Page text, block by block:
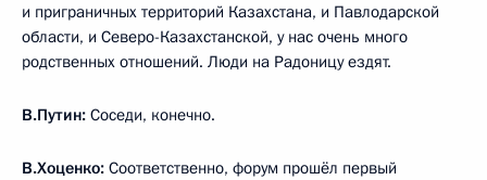
и приграничных территорий Казахстана, и Павлодарской
области, и Северо-Казахстанской, у нас очень много
родственных отношений. Люди на Радоницу ездят.
В.Путин: Соседи, конечно.
В.Хоценко: Соответственно, форум прошёл первый